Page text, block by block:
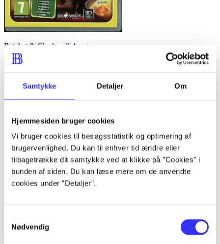
Samtykke Detaljer Om
Hjemmesiden bruger cookies
Vi bruger cookies til besøgsstatistik og optimering af
brugervenlighed. Du kan til enhver tid ændre eller
tilbagetrække dit samtykke ved at klikke på ”Cookies” i
bunden af siden. Du kan læse mere om de anvendte
cookies under ”Detaljer”.
Nødvendig
Ratchet & Clank - all 4 one